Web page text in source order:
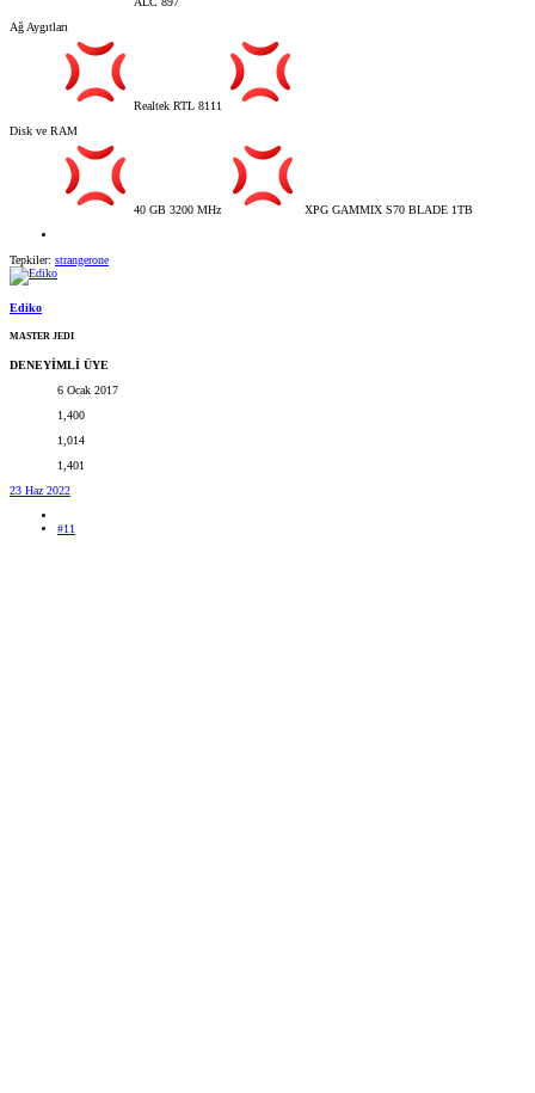
Ağ Aygıtları
Realtek RTL 8111
Disk ve RAM
40 GB 3200 MHz XPG GAMMIX S70 BLADE 1TB
Tepkiler: strangerone
Ediko
MASTER JEDI
DENEYİMLİ ÜYE
6 Ocak 2017
1,400
1,014
1,401
23 Haz 2022
#11